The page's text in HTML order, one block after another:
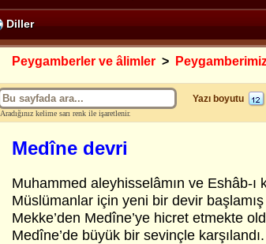
Diller
Peygamberler ve âlimler >
Aradığınız kelime sarı renk ile işaretlenir.
Yazı boyutu
Medîne devri
Muhammed aleyhisselâmın ve Eshâb-ı
Müslümanlar için yeni bir devir
Mekke’den Medîne’ye hicret etmekte
Medîne’de büyük bir sevinçle